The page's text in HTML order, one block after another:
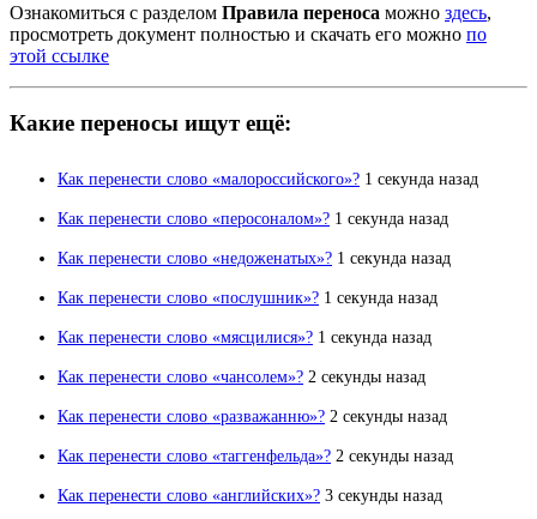
Ознакомиться с разделом Правила переноса можно здесь,
просмотреть документ полностью и скачать его можно по
этой ссылке
Какие переносы ищут ещё:
Как перенести слово «малороссийского»? 1 секунда назад
Как перенести слово «перосоналом»? 1 секунда назад
Как перенести слово «недоженатых»? 1 секунда назад
Как перенести слово «послушник»? 1 секунда назад
Как перенести слово «мясцилися»? 1 секунда назад
Как перенести слово «чансолем»? 2 секунды назад
Как перенести слово «разважанню»? 2 секунды назад
Как перенести слово «таггенфельда»? 2 секунды назад
Как перенести слово «английских»? 3 секунды назад